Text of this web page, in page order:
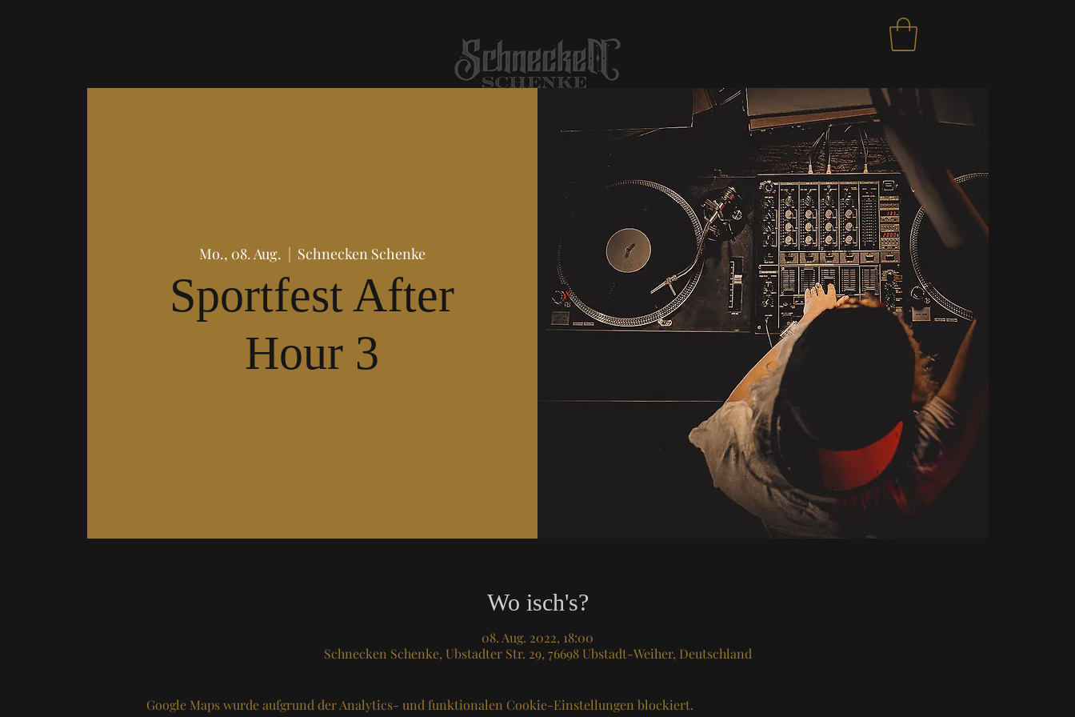
Mo., 08. Aug.
  |
Schnecken Schenke
Sportfest After
Hour 3
Wo isch's?
08. Aug. 2022, 18:00
Schnecken Schenke, Ubstadter Str. 29, 76698 Ubstadt-Weiher, Deutschland
Google Maps wurde aufgrund der Analytics- und funktionalen Cookie-Einstellungen blockiert.